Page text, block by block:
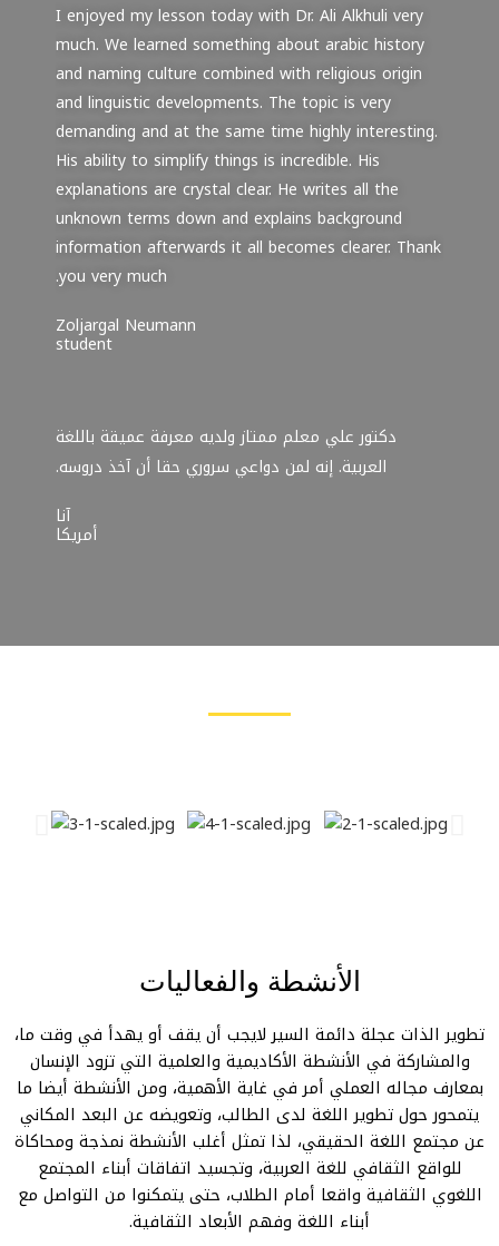
I enjoyed my lesson today with Dr. Ali Alkhuli very
much. We learned something about arabic history
and naming culture combined with religious origin
and linguistic developments. The topic is very
demanding and at the same time highly interesting.
His ability to simplify things is incredible. His
explanations are crystal clear. He writes all the
unknown terms down and explains background
information afterwards it all becomes clearer. Thank
you very much.
Zoljargal Neumann
student
دكتور علي معلم ممتاز ولديه معرفة عميقة باللغة
العربية. إنه لمن دواعي سروري حقا أن آخذ دروسه.
أمريكا
الأنشطة والفعاليات
الذات عجلة دائمة السير لايجب أن يقف أو يهدأ في وقت ما،
في الأنشطة الأكاديمية والعلمية التي تزود الإنسان
مجاله العملي أمر في غاية الأهمية، ومن الأنشطة أيضا ما
حول تطوير اللغة لدى الطالب، وتعويضه عن البعد المكاني
اللغة الحقيقي، لذا تمثل أغلب الأنشطة نمذجة ومحاكاة
للواقع الثقافي للغة العربية، وتجسيد اتفاقات أبناء المجتمع
الثقافية واقعا أمام الطلاب، حتى يتمكنوا من التواصل مع
أبناء اللغة وفهم الأبعاد الثقافية.